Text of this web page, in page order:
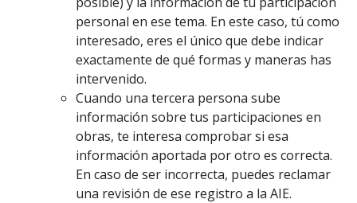
personal en ese tema. En este caso, tú como
interesado, eres el único que debe indicar
exactamente de qué formas y maneras has
intervenido.
Cuando una tercera persona sube
información sobre tus participaciones en
obras, te interesa comprobar si esa
información aportada por otro es correcta.
En caso de ser incorrecta, puedes reclamar
una revisión de ese registro a la AIE.